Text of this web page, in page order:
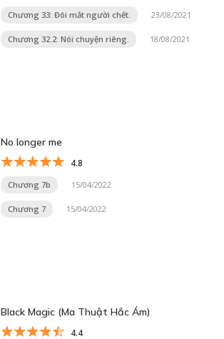
Chương 33: Đôi mắt người chết. 23/08/2021
Chương 32.2: Nói chuyện riêng. 18/08/2021
No longer me
4.8
Chương 7b 15/04/2022
Chương 7 15/04/2022
Black Magic (Ma Thuật Hắc Ám)
4.4